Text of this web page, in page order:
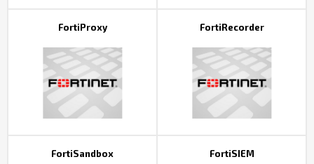
FortiProxy FortiRecorder
FortiSandbox FortiSIEM